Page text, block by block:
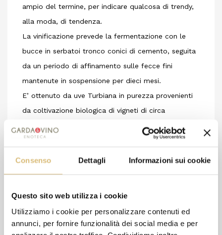
Consenso Dettagli Informazioni sui cookie
Questo sito web utilizza i cookie
Utilizziamo i cookie per personalizzare contenuti ed
annunci, per fornire funzionalità dei social media e per
ampio del termine, per indicare qualcosa di trendy,
alla moda, di tendenza.
La vinificazione prevede la fermentazione con le
bucce in serbatoi tronco conici di cemento, seguita
da un periodo di affinamento sulle fecce fini
mantenute in sospensione per dieci mesi.
E’ ottenuto da uve Turbiana in purezza provenienti
da coltivazione biologica di vigneti di circa
quarant’anni siti in Comune di Pozzolengo, Sirmione
e Peschiera del Garda, ed esprime la grande
bianca, mandorla amara e pepe bianco.
Al palato è deciso e persistente, con tannini
presenti ma non astringenti.